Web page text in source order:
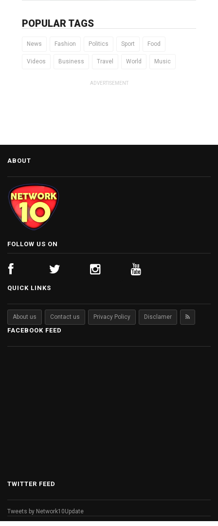
POPULAR TAGS
News Fashion Politics Sport Food
Videos Business Travel World Music
ADVERTISEMENT
ABOUT
FOLLOW US ON
QUICK LINKS
About us Contact us Privacy Policy Disclamer
FACEBOOK FEED
TWITTER FEED
Tweets by Network10Update